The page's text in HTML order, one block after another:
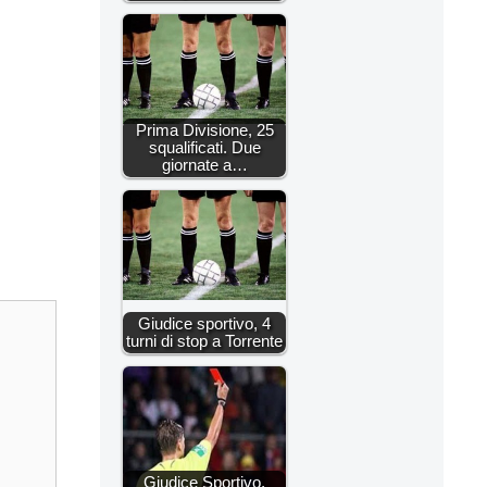
Prima Divisione, 25
squalificati. Due
giornate a…
Giudice sportivo, 4
turni di stop a Torrente
Giudice Sportivo,